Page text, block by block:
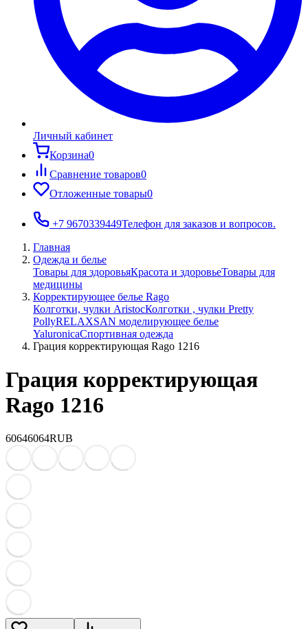
Личный кабинет
Корзина0
Сравнение товаров0
Отложенные товары0
+7 9670339449Телефон для заказов и вопросов.
Главная
Одежда и белье
Товары для здоровьяКрасота и здоровьеТовары для
медицины
Корректирующее белье Rago
Колготки, чулки AristocКолготки , чулки Pretty
PollyRELAXSAN моделирующее белье
YaluroniсaСпортивная одежда
Грация корректирующая Rago 1216
Грация корректирующая
Rago 1216
60646064RUB